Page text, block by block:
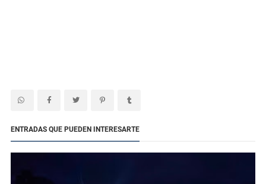
ENTRADAS QUE PUEDEN INTERESARTE